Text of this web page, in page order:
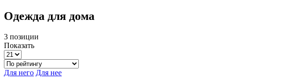
Одежда для дома
3 позиции
Показать
Для него Для нее